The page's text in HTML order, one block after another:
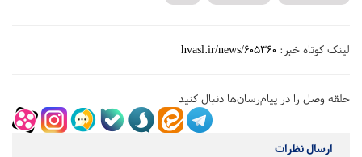
لینک کوتاه خبر: hvasl.ir/news/605360
حلقه وصل را در پیام‌رسان‌ها دنبال کنید
ارسال نظرات